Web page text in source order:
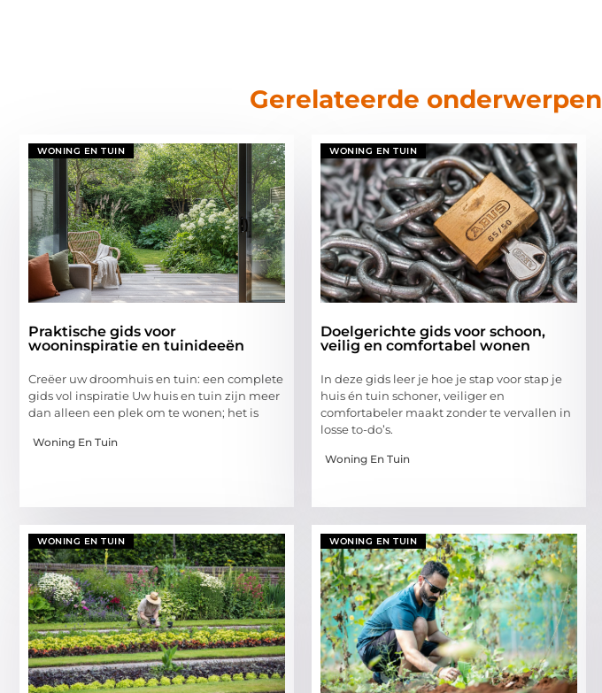
Gerelateerde onderwerpen
WONING EN TUIN
Praktische gids voor
wooninspiratie en tuinideeën
Creëer uw droomhuis en tuin: een complete
gids vol inspiratie Uw huis en tuin zijn meer
dan alleen een plek om te wonen; het is
Woning En Tuin
WONING EN TUIN
Doelgerichte gids voor schoon,
veilig en comfortabel wonen
In deze gids leer je hoe je stap voor stap je
huis én tuin schoner, veiliger en
comfortabeler maakt zonder te vervallen in
losse to-do’s.
Woning En Tuin
WONING EN TUIN WONING EN TUIN